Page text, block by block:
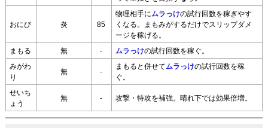
おにび 炎 85
物理相手にムラっけの試行回数を稼ぎやす
くなる。まもみがするだけでスリップダメ
ージを稼げる。
まもる 無 - ムラっけの試行回数を稼ぐ。
みがわ
り
無 -
まもると併せてムラっけの試行回数を稼
ぐ。
せいち
ょう
無 - 攻撃・特攻を補強。晴れ下では効果倍増。